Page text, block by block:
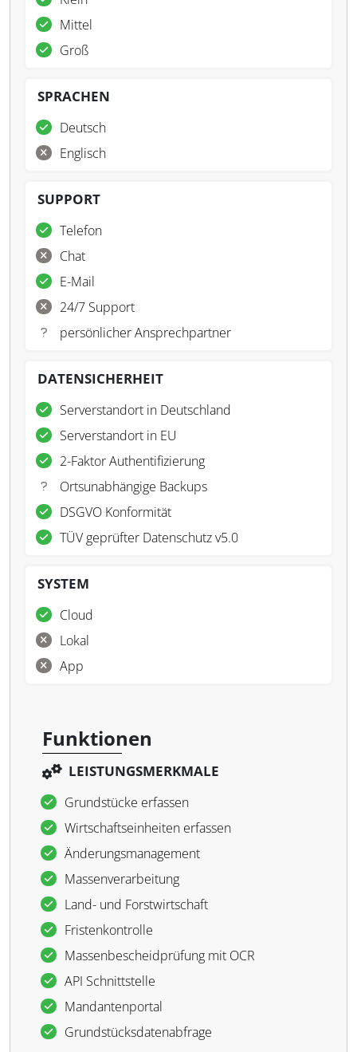
Mittel
Groß
SPRACHEN
Deutsch
Englisch
SUPPORT
Telefon
Chat
E-Mail
24/7 Support
persönlicher Ansprechpartner
DATENSICHERHEIT
Serverstandort in Deutschland
Serverstandort in EU
2-Faktor Authentifizierung
Ortsunabhängige Backups
DSGVO Konformität
TÜV geprüfter Datenschutz v5.0
SYSTEM
Cloud
Lokal
App
Funktionen
LEISTUNGSMERKMALE
Grundstücke erfassen
Wirtschaftseinheiten erfassen
Änderungsmanagement
Massenverarbeitung
Land- und Forstwirtschaft
Fristenkontrolle
Massenbescheidprüfung mit OCR
API Schnittstelle
Mandantenportal
Grundstücksdatenabfrage